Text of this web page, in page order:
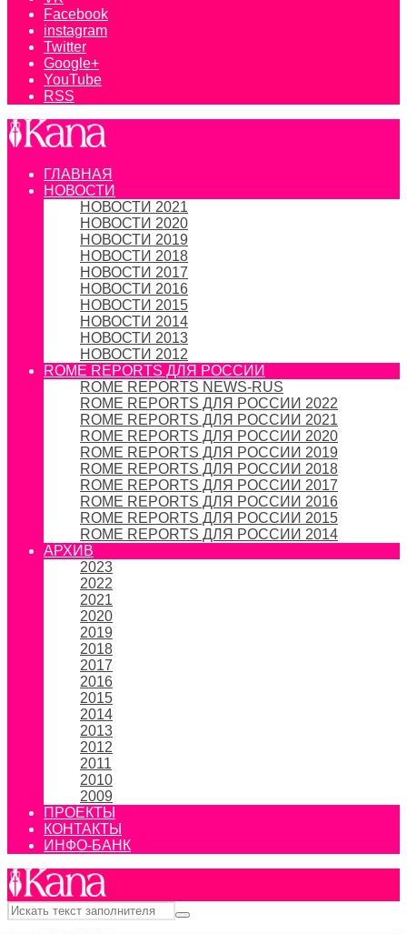
Facebook
instagram
Twitter
Google+
YouTube
RSS
ГЛАВНАЯ
НОВОСТИ
НОВОСТИ 2021
НОВОСТИ 2020
НОВОСТИ 2019
НОВОСТИ 2018
НОВОСТИ 2017
НОВОСТИ 2016
НОВОСТИ 2015
НОВОСТИ 2014
НОВОСТИ 2013
НОВОСТИ 2012
ROME REPORTS ДЛЯ РОССИИ
ROME REPORTS NEWS-RUS
ROME REPORTS ДЛЯ РОССИИ 2022
ROME REPORTS ДЛЯ РОССИИ 2021
ROME REPORTS ДЛЯ РОССИИ 2020
ROME REPORTS ДЛЯ РОССИИ 2019
ROME REPORTS ДЛЯ РОССИИ 2018
ROME REPORTS ДЛЯ РОССИИ 2017
ROME REPORTS ДЛЯ РОССИИ 2016
ROME REPORTS ДЛЯ РОССИИ 2015
ROME REPORTS ДЛЯ РОССИИ 2014
АРХИВ
2023
2022
2021
2020
2019
2018
2017
2016
2015
2014
2013
2012
2011
2010
2009
ПРОЕКТЫ
КОНТАКТЫ
ИНФО-БАНК